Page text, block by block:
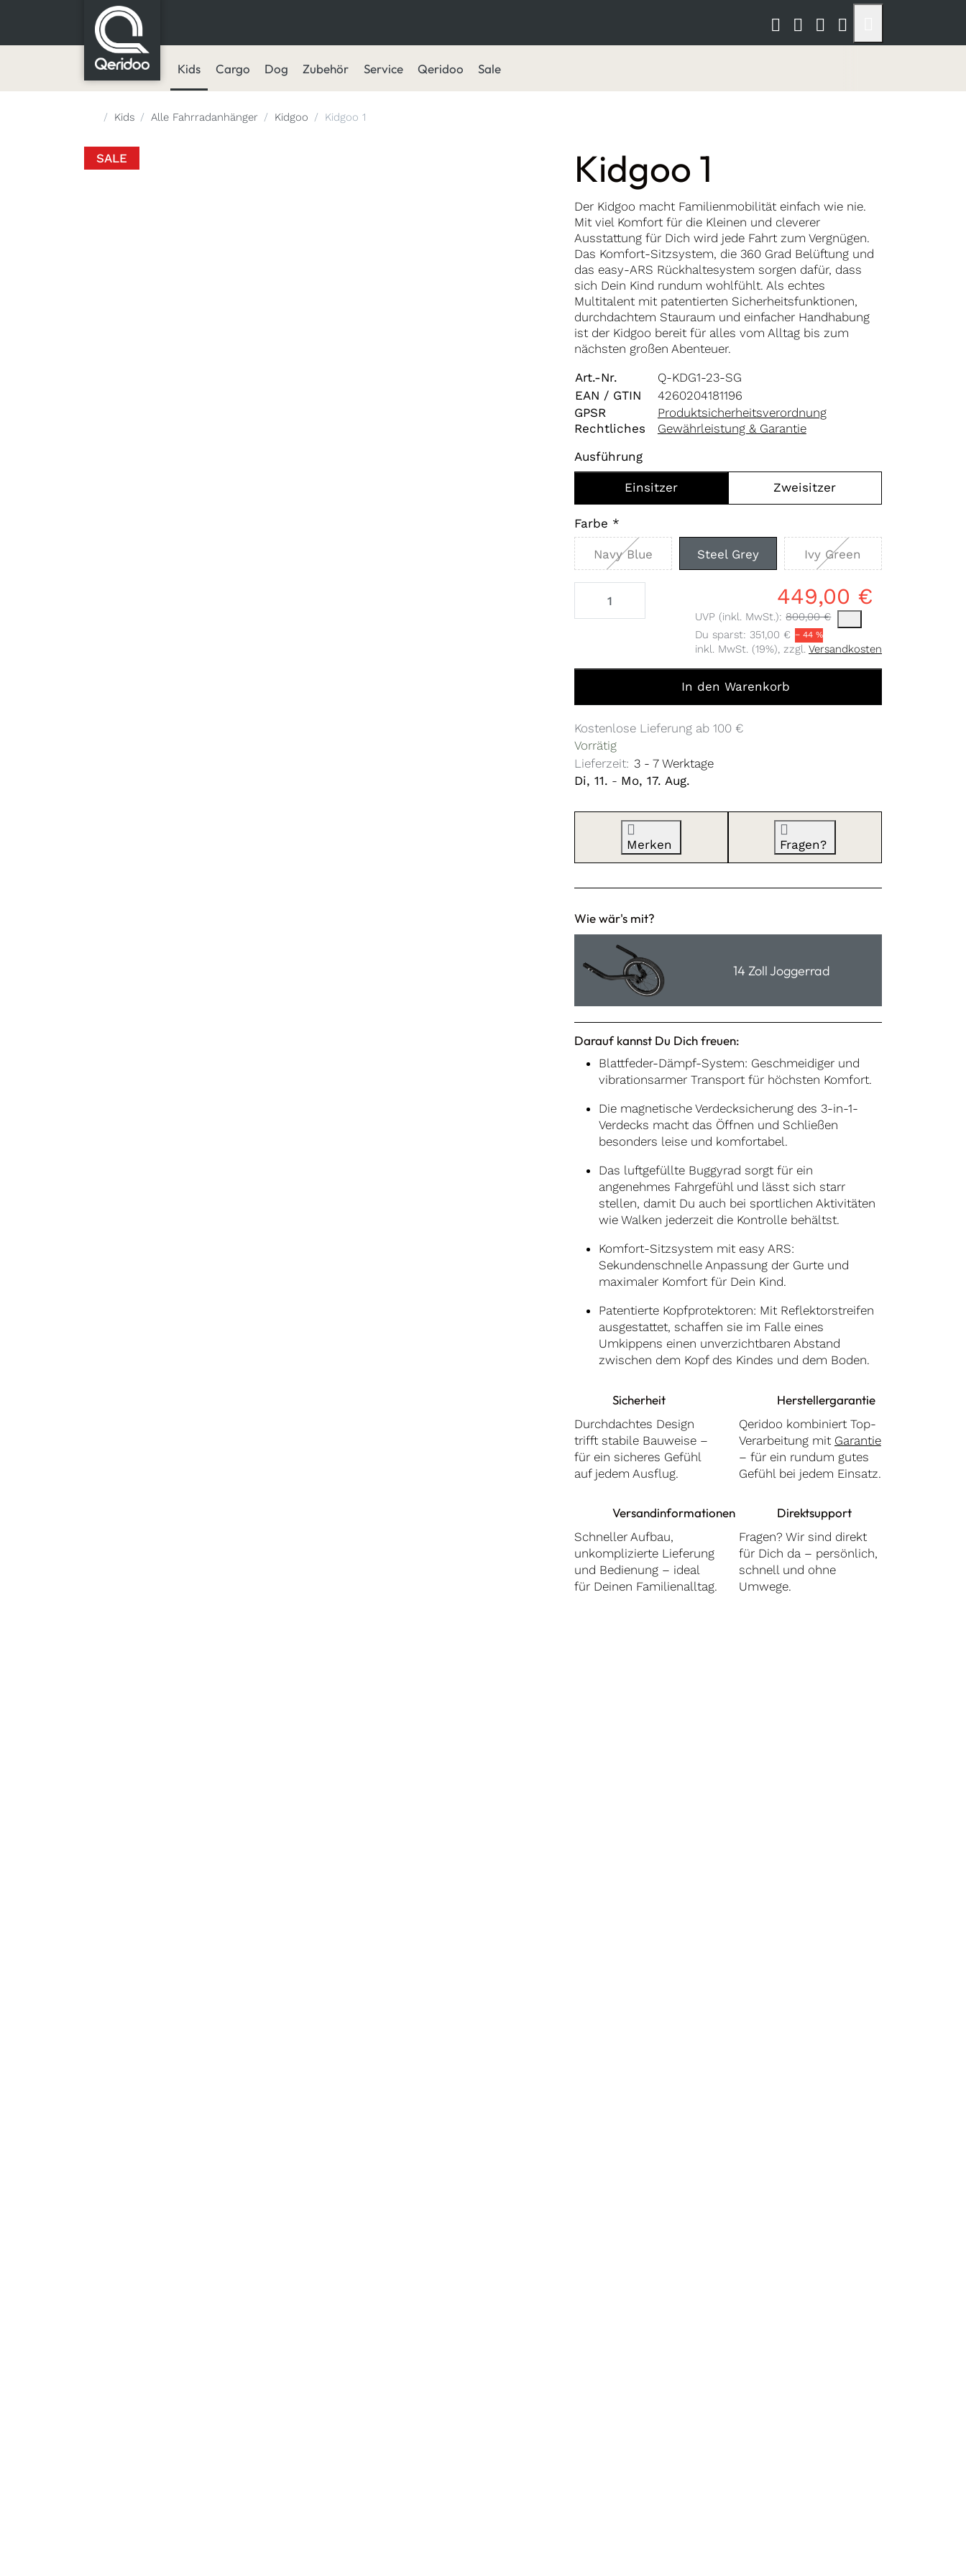
Kids Cargo Dog Zubehör Service Qeridoo Sale
Startseite
Kids Alle Fahrradanhänger Kidgoo Kidgoo 1
SALE Kidgoo 1
Der Kidgoo macht Familienmobilität einfach wie nie.
Mit viel Komfort für die Kleinen und cleverer
Ausstattung für Dich wird jede Fahrt zum Vergnügen.
Das Komfort-Sitzsystem, die 360 Grad Belüftung und
das easy-ARS Rückhaltesystem sorgen dafür, dass
sich Dein Kind rundum wohlfühlt. Als echtes
Multitalent mit patentierten Sicherheitsfunktionen,
durchdachtem Stauraum und einfacher Handhabung
ist der Kidgoo bereit für alles vom Alltag bis zum
nächsten großen Abenteuer.
Art.-Nr.
Q-KDG1-23-SG
EAN / GTIN
4260204181196
GPSR
Produktsicherheitsverordnung
Rechtliches
Gewährleistung & Garantie
Ausführung
Einsitzer Zweisitzer
Farbe
Navy Blue Steel Grey Ivy Green
449,00 €
UVP (inkl. MwSt.): 800,00 €
Die UVP ist der vorgeschlagene oder empfohlene
Du sparst: 351,00 € − 44 %
inkl. MwSt. (19%), zzgl. Versandkosten
In den Warenkorb
Kostenlose Lieferung ab 100 €
Vorrätig
Lieferzeit: 3 - 7 Werktage
Di, 11. - Mo, 17. Aug.
Merken Fragen?
Wie wär's mit?
14 Zoll Joggerrad
Darauf kannst Du Dich freuen:
Blattfeder-Dämpf-System: Geschmeidiger und
vibrationsarmer Transport für höchsten Komfort.
Die magnetische Verdecksicherung des 3-in-1-
Verdecks macht das Öffnen und Schließen
besonders leise und komfortabel.
Das luftgefüllte Buggyrad sorgt für ein
angenehmes Fahrgefühl und lässt sich starr
stellen, damit Du auch bei sportlichen Aktivitäten
wie Walken jederzeit die Kontrolle behältst.
Komfort-Sitzsystem mit easy ARS:
Sekundenschnelle Anpassung der Gurte und
maximaler Komfort für Dein Kind.
Patentierte Kopfprotektoren: Mit Reflektorstreifen
ausgestattet, schaffen sie im Falle eines
Umkippens einen unverzichtbaren Abstand
zwischen dem Kopf des Kindes und dem Boden.
Sicherheit
Durchdachtes Design
trifft stabile Bauweise –
für ein sicheres Gefühl
auf jedem Ausflug.
Herstellergarantie
Qeridoo kombiniert Top-
Verarbeitung mit Garantie
– für ein rundum gutes
Gefühl bei jedem Einsatz.
Versandinformationen
Schneller Aufbau,
unkomplizierte Lieferung
und Bedienung – ideal
für Deinen Familienalltag.
Direktsupport
Fragen? Wir sind direkt
für Dich da – persönlich,
schnell und ohne
Umwege.